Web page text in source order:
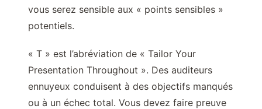
vous serez sensible aux « points sensibles »
potentiels.
« T » est l’abréviation de « Tailor Your
Presentation Throughout ». Des auditeurs
ennuyeux conduisent à des objectifs manqués
ou à un échec total. Vous devez faire preuve